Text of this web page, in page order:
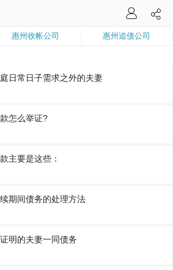
惠州收帐公司 惠州追债公司
日常日子需求之外的夫妻
怎么举证?
主要是这些：
期间债务的处理方法
明的夫妻一同债务